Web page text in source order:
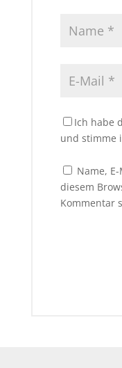
Ich habe
und stimme
Name,
diesem
Kommentar